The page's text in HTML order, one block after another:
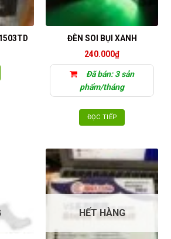
ĐÈN SOI BỤI XANH
240.000₫
Đã bán: 3 sản
phẩm/tháng
ĐỌC TIẾP
HẾT HÀNG